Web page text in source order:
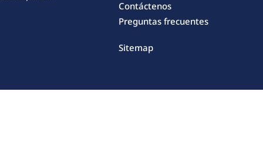
Contáctenos
Preguntas frecuentes
Sitemap